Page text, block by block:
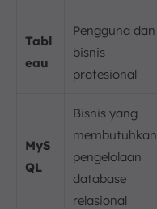
Tabl
eau
Pengguna dan
bisnis
profesional
MyS
QL
Bisnis yang
membutuhkan
pengelolaan
database
relasional